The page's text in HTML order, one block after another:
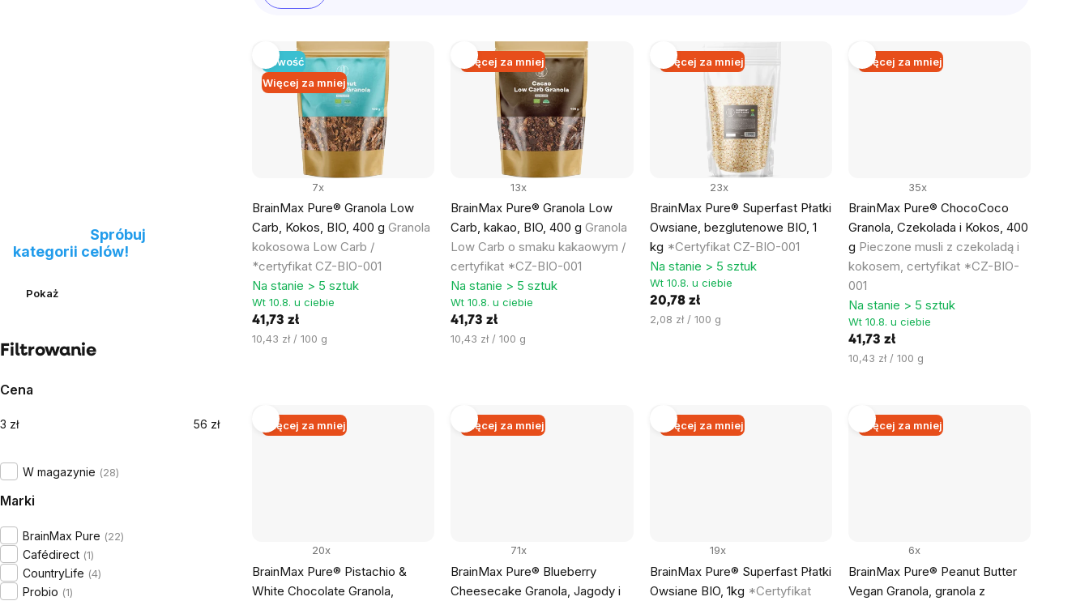
Spróbuj
kategorii celów!
Pokaż
Filtrowanie
Cena
3 zł 56 zł
W magazynie 28
Marki
BrainMax Pure 22
Cafédirect 1
CountryLife 4
Probio 1
produktów
Lista
produktów
Nowość
Więcej za mniej
BrainMax Pure® Granola Low
Carb, Kokos, BIO, 400 g Granola
kokosowa Low Carb /
*certyfikat CZ-BIO-001
7x
Na stanie > 5 sztuk
Wt 10.8. u ciebie
41,73 zł
Cena
10,43 zł / 100 g
Więcej za mniej
BrainMax Pure® Granola Low
Carb, kakao, BIO, 400 gGranola
Low Carb o smaku kakaowym /
certyfikat *CZ-BIO-001
13x
Na stanie > 5 sztuk
Wt 10.8. u ciebie
41,73 zł
Cena
10,43 zł / 100 g
Więcej za mniej
BrainMax Pure® Superfast Płatki
Owsiane, bezglutenowe BIO, 1
kg *Certyfikat CZ-BIO-001
23x
Na stanie > 5 sztuk
Wt 10.8. u ciebie
20,78 zł
Cena
2,08 zł / 100 g
Więcej za mniej
BrainMax Pure® ChocoCoco
Granola, Czekolada i Kokos, 400
g Pieczone musli z czekoladą i
kokosem, certyfikat *CZ-BIO-
001
35x
Na stanie > 5 sztuk
Wt 10.8. u ciebie
41,73 zł
Cena
10,43 zł / 100 g
Więcej za mniej
BrainMax Pure® Pistachio &
White Chocolate Granola,
20x
Więcej za mniej
BrainMax Pure® Blueberry
Cheesecake Granola, Jagody i
71x
Więcej za mniej
BrainMax Pure® Superfast Płatki
Owsiane BIO, 1kg *Certyfikat
19x
Więcej za mniej
BrainMax Pure® Peanut Butter
Vegan Granola, granola z
6x